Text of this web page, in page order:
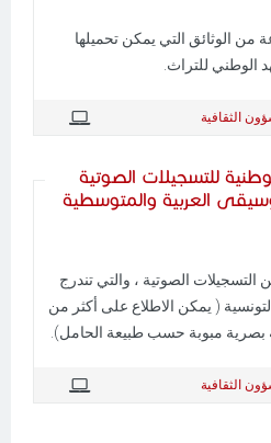
الوثائق التي يمكن تحميلها
الوطني للتراث.
الثقافية
للتسجيلات الصوتية
العربية والمتوسطية
الصوتية ، والتي تندرج
( يمكن الاطلاع على أكثر من
الثقافية